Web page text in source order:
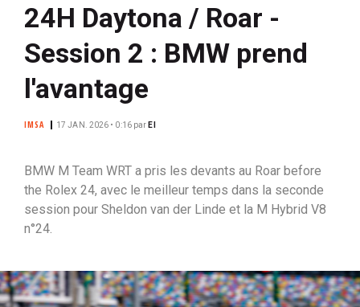
24H Daytona / Roar -
Session 2 : BMW prend
l'avantage
IMSA 17 JAN. 2026 • 0:16 par EI
BMW M Team WRT a pris les devants au Roar before
the Rolex 24, avec le meilleur temps dans la seconde
session pour Sheldon van der Linde et la M Hybrid V8
n°24.